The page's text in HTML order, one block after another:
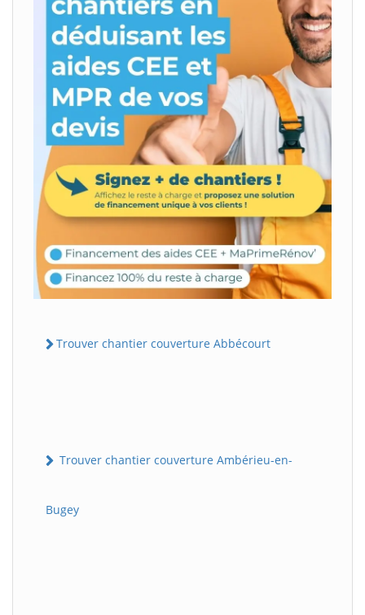
Trouver chantier couverture Abbécourt
Trouver chantier couverture Ambérieu-en-
Bugey